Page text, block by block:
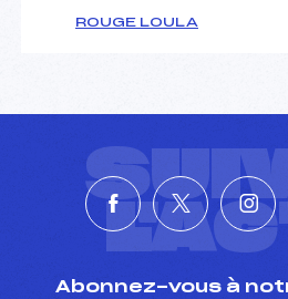
ROUGE LOULA
Abonnez-vous à